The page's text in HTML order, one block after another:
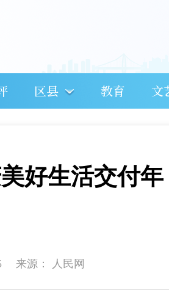
区县 教育 文
好生活交付
来源： 人民网